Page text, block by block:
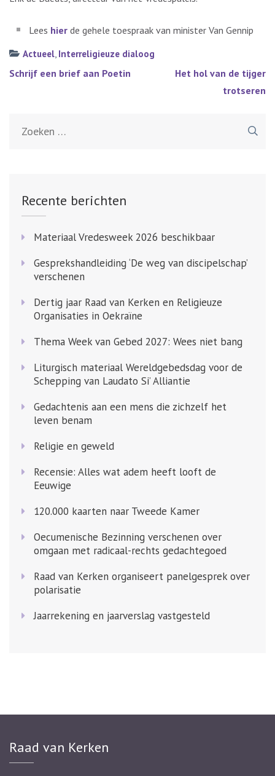
Lees hier de gehele toespraak van minister Van Gennip
Actueel, Interreligieuze dialoog
Bericht
Schrijf een brief aan Poetin
Het hol van de tijger
trotseren
Recente berichten
Materiaal Vredesweek 2026 beschikbaar
Gesprekshandleiding ‘De weg van discipelschap’
verschenen
Dertig jaar Raad van Kerken en Religieuze
Organisaties in Oekraïne
Thema Week van Gebed 2027: Wees niet bang
Liturgisch materiaal Wereldgebedsdag voor de
Schepping van Laudato Si’ Alliantie
Gedachtenis aan een mens die zichzelf het
leven benam
Religie en geweld
Recensie: Alles wat adem heeft looft de
Eeuwige
120.000 kaarten naar Tweede Kamer
Oecumenische Bezinning verschenen over
omgaan met radicaal-rechts gedachtegoed
Raad van Kerken organiseert panelgesprek over
polarisatie
Jaarrekening en jaarverslag vastgesteld
Raad van Kerken